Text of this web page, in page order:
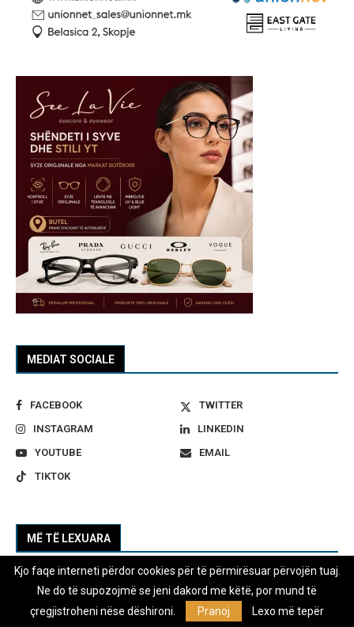
MEDIAT SOCIALE
FACEBOOK
TWITTER
INSTAGRAM
LINKEDIN
YOUTUBE
EMAIL
TIKTOK
MË TË LEXUARA
1
Në korrik janë paguar mbi 560 milionë
denarë për kompensime për pushim
mjekësor, pjesa më e madhe për lejet e
Kjo faqe interneti përdor cookies për të përmirësuar përvojën tuaj.
Ne do të supozojmë se jeni dakord me këtë, por mund të
çregjistroheni nëse dëshironi.
Pranoj Lexo më tepër